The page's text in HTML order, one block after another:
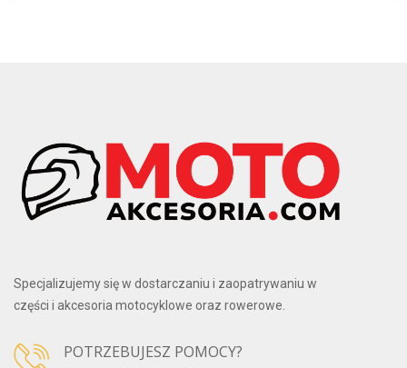
Specjalizujemy się w dostarczaniu i zaopatrywaniu w
części i akcesoria motocyklowe oraz rowerowe.
POTRZEBUJESZ POMOCY?